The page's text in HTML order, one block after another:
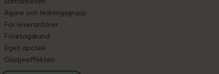
Ägare och ledningsgrupp
För leverantörer
Företagskund
Eget apotek
Glädjeeffekten